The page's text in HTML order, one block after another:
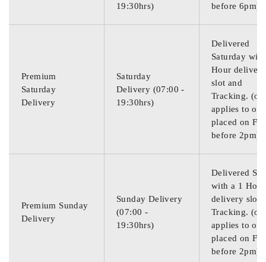
19:30hrs)
before 6pm)
Premium
Saturday
Delivery
Saturday
Delivery (07:00 -
19:30hrs)
Delivered
Saturday
Hour delivery
slot and
Tracking.
applies to
placed on
before 2pm)
Premium Sunday
Delivery
Sunday Delivery
(07:00 -
19:30hrs)
Delivered
with a 1 Hour
delivery slot
Tracking.
applies to
placed on
before 2pm)